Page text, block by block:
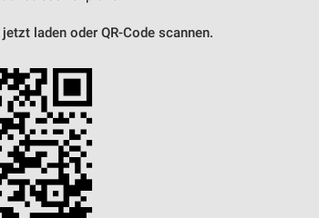
laden oder QR-Code scannen.